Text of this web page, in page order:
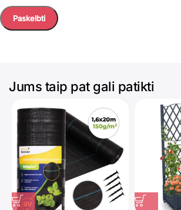
Jums taip pat gali patikti